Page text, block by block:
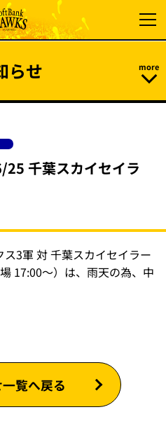
らせ
25 千葉スカイセイラ
3軍 対 千葉スカイセイラー
17:00～）は、雨天の為、中
覧へ戻る